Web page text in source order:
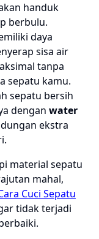
handuk
berbulu.
daya
sisa air
tanpa
sepatu kamu.
sepatu bersih
dengan water
ekstra
material sepatu
mahal,
Cuci Sepatu
tidak terjadi